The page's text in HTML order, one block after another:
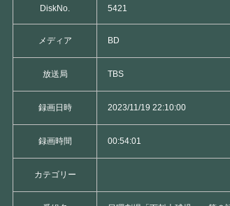
DiskNo. 5421
メディア BD
放送局 TBS
録画日時 2023/11/19 22:10:00
録画時間 00:54:01
カテゴリー